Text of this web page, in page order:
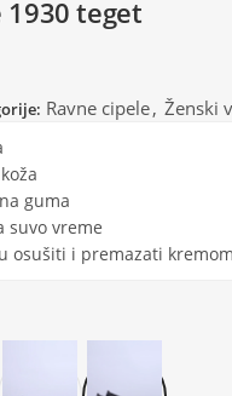
1930 teget
Ravne cipele, Ženski
guma
suvo vreme
osušiti i premazati kremom